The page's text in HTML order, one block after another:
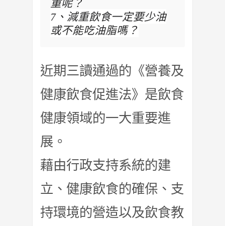
7、減重飲食一定要少油
或不能吃油脂嗎？
近期三讀通過的《營養及
健康飲食促進法》是飲食
健康領域的一大重要進
展。
藉由行政支持系統的建
立、健康飲食的確保、支
持環境的營造以及飲食教